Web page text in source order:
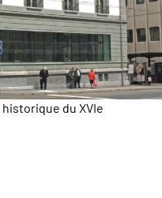
du XVIe